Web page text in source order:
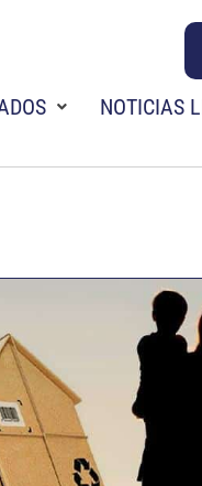
NOTICIAS